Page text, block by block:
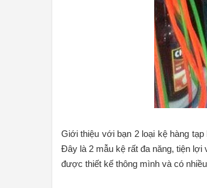
Giới thiệu với bạn 2 loại kệ hàng
Đây là 2 mẫu kệ rất đa năng, tiện lợi
được thiết kế thông mình và có